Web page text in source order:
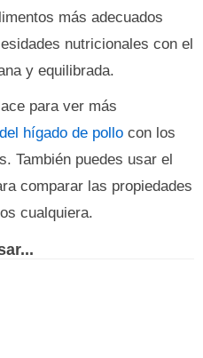
más adecuados
nutricionales con el
y equilibrada.
para ver más
hígado de pollo con los
También puedes usar el
comparar las propiedades
cualquiera.